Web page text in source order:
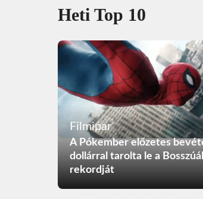
Heti Top 10
Filmipar
A Pókember előzetes
dollárral tarolta le a
rekordját